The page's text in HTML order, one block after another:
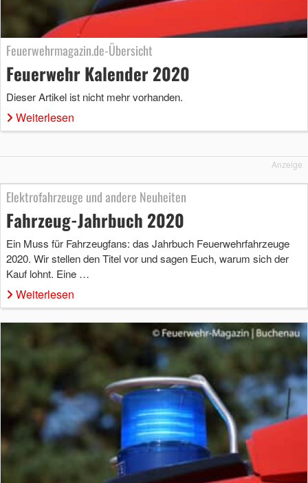
Feuerwehrmagazin.de-Übersicht
Feuerwehr Kalender 2020
Dieser Artikel ist nicht mehr vorhanden.
Weiterlesen
Anzeige
Elektrofahrzeuge und andere Neuheiten
Fahrzeug-Jahrbuch 2020
Ein Muss für Fahrzeugfans: das Jahrbuch Feuerwehrfahrzeuge
2020. Wir stellen den Titel vor und sagen Euch, warum sich der
Kauf lohnt. Eine …
Weiterlesen